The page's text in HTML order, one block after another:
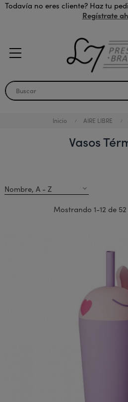
Todavía no eres cliente? Haz tu
Regístrate
Inicio AIRE LIBRE
Vasos
Nombre, A - Z expand_more
Mostrando 1-12 de